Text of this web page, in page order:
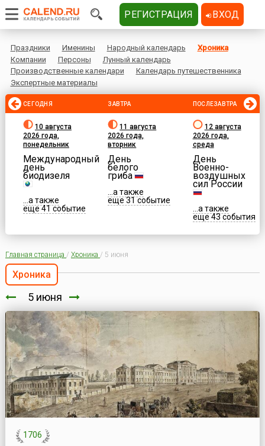
Праздники Именины Народный календарь
Хроника
Компании
Персоны
Лунный календарь
Производственные календари
Календарь путешественника
Экспертные материалы
СЕГОДНЯ
10 августа
2026 года,
понедельник
Международный
день
биодизеля
...а также
еще 41 событие
ЗАВТРА
11 августа
2026 года,
вторник
День
белого
гриба
...а также
еще 31 событие
ПОСЛЕЗАВТРА
12 августа
2026 года,
среда
День
Военно-
воздушных
сил России
...а также
еще 43 события
Главная страница / Хроника / 5 июня
Хроника
5 июня
1706
РЕГИСТРАЦИЯ ВХОД